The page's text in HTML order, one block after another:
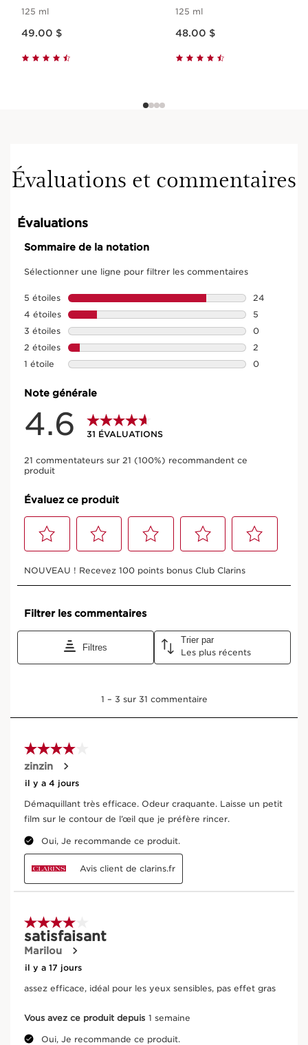
125 ml
49.00 $
125 ml
48.00 $
Évaluations et commentaires